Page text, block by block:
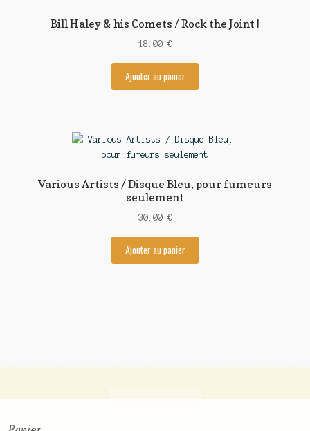
Bill Haley & his Comets / Rock the Joint !
18.00 €
Ajouter au panier
Various Artists / Disque Bleu, pour fumeurs
seulement
30.00 €
Ajouter au panier